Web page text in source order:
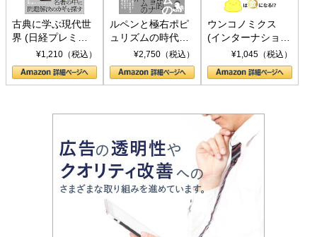
古典に学ぶ現代世
界 (日経プレミア
シリーズ)¥1,210（税込）
ルペンと極右ポピ
ュリズムの時代：
〈ヤヌス〉の二つ
の顔
¥2,750（税込）
ウンコノミクス
(インターナショナ
ル新書)¥1,045（税込）